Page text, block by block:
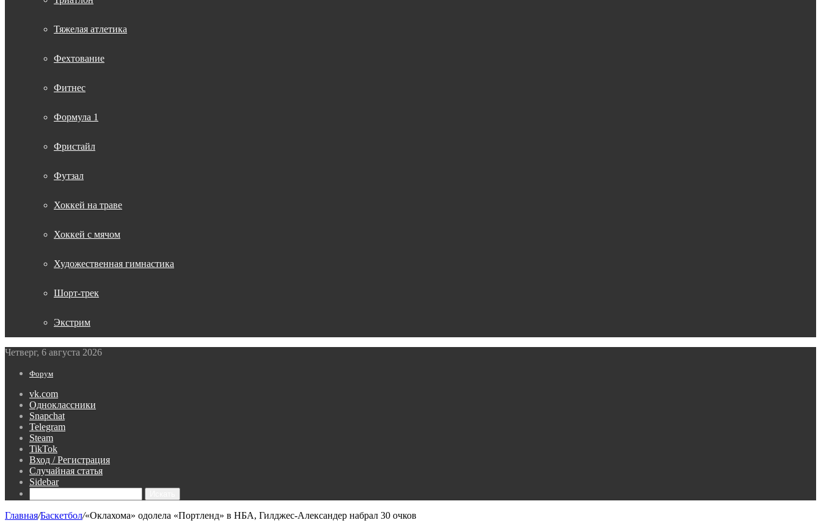
Тяжелая атлетика
Фехтование
Фитнес
Формула 1
Фристайл
Футзал
Хоккей на траве
Хоккей с мячом
Художественная гимнастика
Шорт-трек
Экстрим
Четверг, 6 августа 2026
Форум
vk.com
Одноклассники
Snapchat
Telegram
Steam
TikTok
Вход / Регистрация
Случайная статья
Sidebar
Главная/Баскетбол/«Оклахома» одолела «Портленд» в НБА, Гилджес‑Александер набрал 30 очков